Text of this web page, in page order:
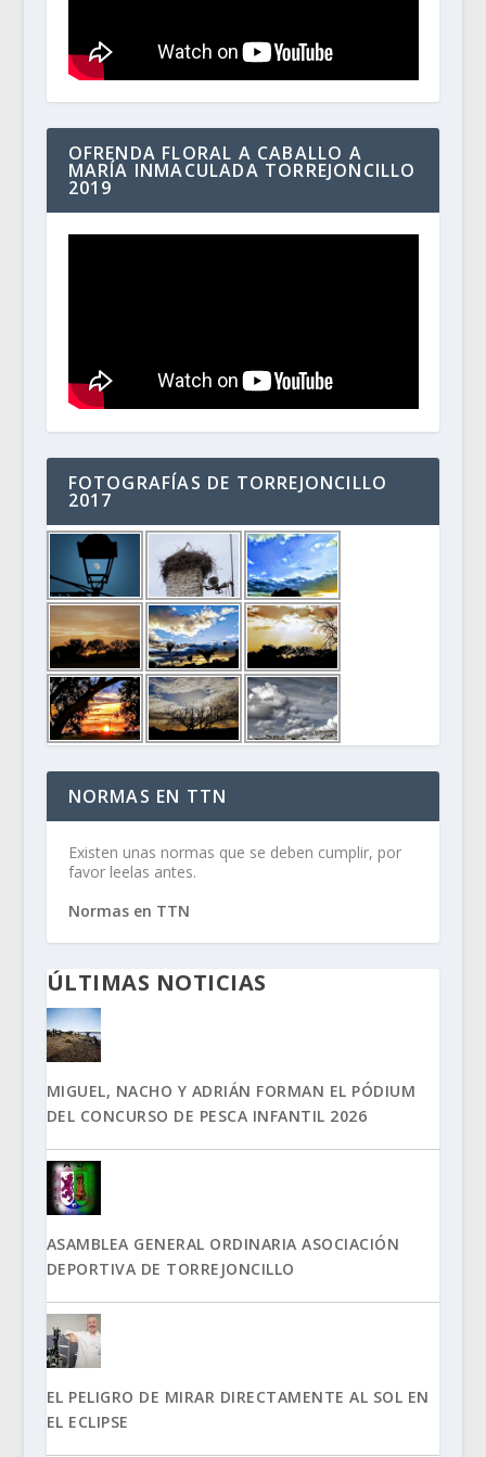
OFRENDA FLORAL A CABALLO A
MARÍA INMACULADA TORREJONCILLO
2019
FOTOGRAFÍAS DE TORREJONCILLO
2017
NORMAS EN TTN
Existen unas normas que se deben cumplir, por
favor leelas antes.
Normas en TTN
ÚLTIMAS NOTICIAS
MIGUEL, NACHO Y ADRIÁN FORMAN EL PÓDIUM
DEL CONCURSO DE PESCA INFANTIL 2026
ASAMBLEA GENERAL ORDINARIA ASOCIACIÓN
DEPORTIVA DE TORREJONCILLO
EL PELIGRO DE MIRAR DIRECTAMENTE AL SOL EN
EL ECLIPSE